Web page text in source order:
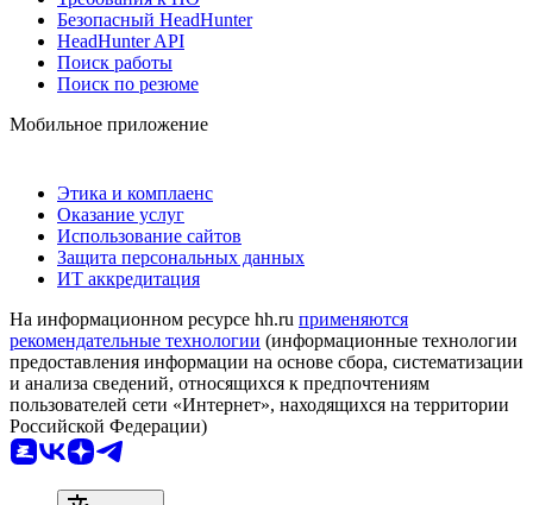
Безопасный HeadHunter
HeadHunter API
Поиск работы
Поиск по резюме
Мобильное приложение
Этика и комплаенс
Оказание услуг
Использование сайтов
Защита персональных данных
ИТ аккредитация
На информационном ресурсе hh.ru применяются
рекомендательные технологии (информационные технологии
предоставления информации на основе сбора, систематизации
и анализа сведений, относящихся к предпочтениям
пользователей сети «Интернет», находящихся на территории
Российской Федерации)